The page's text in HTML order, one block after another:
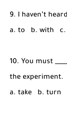
9. I haven’t
a. to b. with
10. You must
the experiment.
a. take b. turn